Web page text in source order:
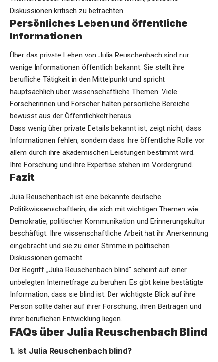
Diskussionen kritisch zu betrachten.
Persönliches Leben und öffentliche
Informationen
Über das private Leben von Julia Reuschenbach sind nur
wenige Informationen öffentlich bekannt. Sie stellt ihre
berufliche Tätigkeit in den Mittelpunkt und spricht
hauptsächlich über wissenschaftliche Themen. Viele
Forscherinnen und Forscher halten persönliche Bereiche
bewusst aus der Öffentlichkeit heraus.
Dass wenig über private Details bekannt ist, zeigt nicht, dass
Informationen fehlen, sondern dass ihre öffentliche Rolle vor
allem durch ihre akademischen Leistungen bestimmt wird.
Ihre Forschung und ihre Expertise stehen im Vordergrund.
Fazit
Julia Reuschenbach ist eine bekannte deutsche
Politikwissenschaftlerin, die sich mit wichtigen Themen wie
Demokratie, politischer Kommunikation und Erinnerungskultur
beschäftigt. Ihre wissenschaftliche Arbeit hat ihr Anerkennung
eingebracht und sie zu einer Stimme in politischen
Diskussionen gemacht.
Der Begriff „Julia Reuschenbach blind“ scheint auf einer
unbelegten Internetfrage zu beruhen. Es gibt keine bestätigte
Information, dass sie blind ist. Der wichtigste Blick auf ihre
Person sollte daher auf ihrer Forschung, ihren Beiträgen und
ihrer beruflichen Entwicklung liegen.
FAQs über Julia Reuschenbach Blind
1. Ist Julia Reuschenbach blind?